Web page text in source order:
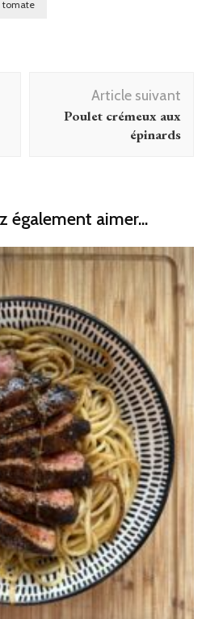
tomate
Article suivant
Poulet crémeux aux
épinards
également aimer...